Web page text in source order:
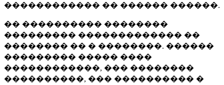
������������ �� ������ ������.
�� ���������� ��������
��������� ������������� ��
�������� �� � ��������. ������
��������� ����� ����
������������, ��� ��������
����������, ��� ���������� �